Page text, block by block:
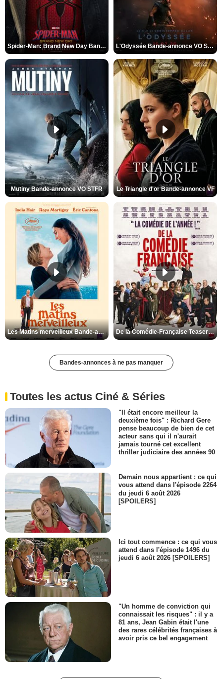
Spider-Man: Brand New Day Bande-annonce VO STFR L'Odyssée Bande-annonce VO STFR
Mutiny Bande-annonce VO STFR Le Triangle d'or Bande-annonce VF
Les Matins merveilleux Bande-annonce VF De la Comédie-Française Teaser VF
Bandes-annonces à ne pas manquer
Toutes les actus Ciné & Séries
"Il était encore meilleur la
deuxième fois" : Richard Gere
pense beaucoup de bien de cet
acteur sans qui il n'aurait
jamais tourné cet excellent
thriller judiciaire des années 90
Demain nous appartient : ce qui
vous attend dans l'épisode 2264
du jeudi 6 août 2026
[SPOILERS]
Ici tout commence : ce qui vous
attend dans l'épisode 1496 du
jeudi 6 août 2026 [SPOILERS]
"Un homme de conviction qui
connaissait les risques" : il y a
81 ans, Jean Gabin était l'une
des rares célébrités françaises à
avoir pris ce bel engagement